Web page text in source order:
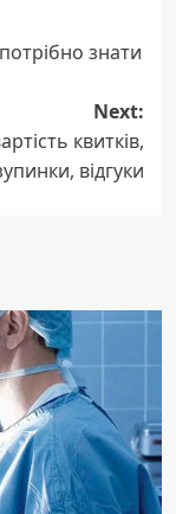
знати
Next:
квитків,
відгуки